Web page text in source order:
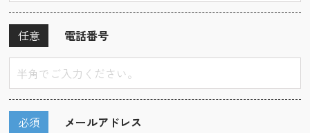
電話番号
任意
メールアドレス
必須